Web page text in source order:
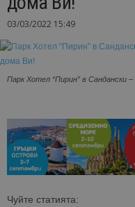
03/03/2022 15:49
Парк Хотел “Пирин” в Сандански
Чуйте статията: